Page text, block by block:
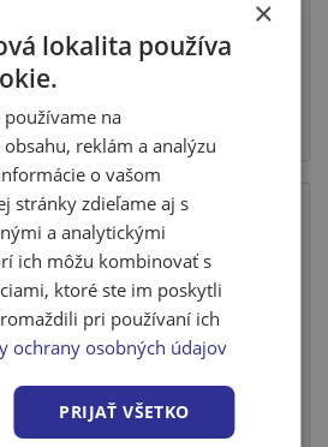
po prihlásení
u dodávateľa
×
lokalita používa
na
reklám a analýzu
o vašom
stránky zdieľame aj s
a analytickými
ich môžu kombinovať s
ktoré ste im poskytli
pri používaní ich
ochrany osobných údajov
PRIJAŤ VŠETKO